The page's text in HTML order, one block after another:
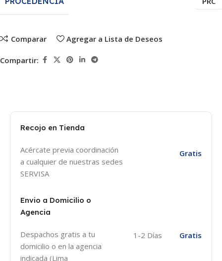
Comparar Agregar a Lista de Deseos
Compartir:
Recojo en Tienda
Acércate previa coordinación
a cualquier de nuestras sedes
SERVISA
Gratis
Envio a Domicilio o
Agencia
Despachos gratis a tu
domicilio o en la agencia
indicada (Lima
1-2 Días Gratis